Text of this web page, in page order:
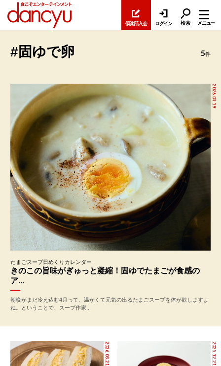
倶楽部入会 ログイン 検索 メニュー
#固ゆで卵 5件
2026.04.19
たまごスープ日めくりカレンダー
きのこの旨味がぎゅっと凝縮！固ゆでたまごが食感の
ア...
朝晩がまだ冷え込む4月って、温かくて元気の出るたまごスープを体が欲しますよ
ね。ということで、スープ作家...
2026.03.21 2025.12.21